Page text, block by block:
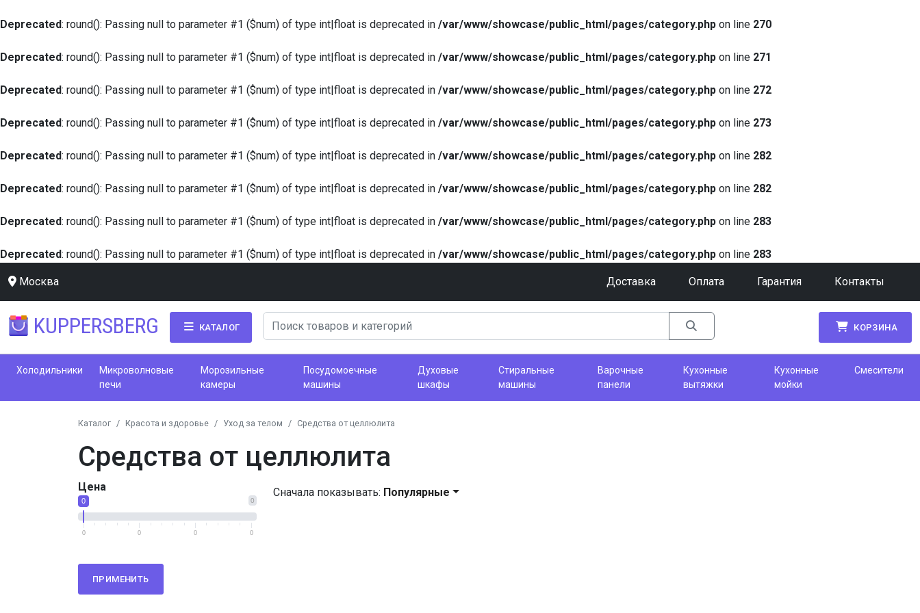
Deprecated: round(): Passing null to parameter #1 ($num) of type int|float is deprecated in /var/www/showcase/public_html/pages/category.php on line 270
Deprecated: round(): Passing null to parameter #1 ($num) of type int|float is deprecated in /var/www/showcase/public_html/pages/category.php on line 271
Deprecated: round(): Passing null to parameter #1 ($num) of type int|float is deprecated in /var/www/showcase/public_html/pages/category.php on line 272
Deprecated: round(): Passing null to parameter #1 ($num) of type int|float is deprecated in /var/www/showcase/public_html/pages/category.php on line 273
Deprecated: round(): Passing null to parameter #1 ($num) of type int|float is deprecated in /var/www/showcase/public_html/pages/category.php on line 282
Deprecated: round(): Passing null to parameter #1 ($num) of type int|float is deprecated in /var/www/showcase/public_html/pages/category.php on line 282
Deprecated: round(): Passing null to parameter #1 ($num) of type int|float is deprecated in /var/www/showcase/public_html/pages/category.php on line 283
Deprecated: round(): Passing null to parameter #1 ($num) of type int|float is deprecated in /var/www/showcase/public_html/pages/category.php on line 283
Москва Доставка Оплата Гарантия Контакты
KUPPERSBERG КАТАЛОГ КОРЗИНА
Холодильники
Микроволновые
печи
Морозильные
камеры
Посудомоечные
машины
Духовые
шкафы
Стиральные
машины
Варочные
панели
Кухонные
вытяжки
Кухонные
мойки
Смесители
Каталог Красота и здоровье Уход за телом Средства от целлюлита
Средства от целлюлита
Цена
0
0
0 0 0 0
ПРИМЕНИТЬ
Сначала показывать: Популярные